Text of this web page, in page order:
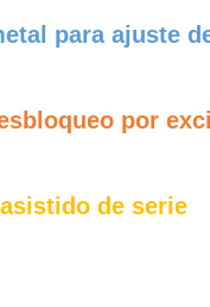
para ajuste
por
de serie